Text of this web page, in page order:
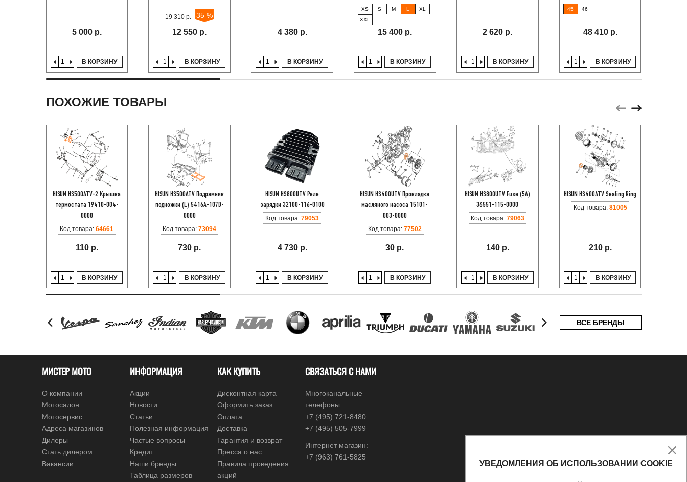
5 000 р.
В КОРЗИНУ
19 310 р. 35 %
12 550 р.
В КОРЗИНУ
4 380 р.
В КОРЗИНУ
XS S M L
XL
XXL
15 400 р.
В КОРЗИНУ
2 620 р.
В КОРЗИНУ
45 46
48 410 р.
В КОРЗИНУ
ПОХОЖИЕ ТОВАРЫ
HISUN HS500ATV-2 Крышка
термостата 19410-004-
0000
Код товара:64661
110 р.
В КОРЗИНУ
HISUN HS500ATV Подрамник
подножки (L) 5416A-107D-
0000
Код товара:73094
730 р.
В КОРЗИНУ
HISUN HS800UTV Реле
зарядки 32100-116-0100
Код товара:79053
4 730 р.
В КОРЗИНУ
HISUN HS400UTV Прокладка
масляного насоса 15101-
003-0000
Код товара: 77502
30 р.
В КОРЗИНУ
HISUN HS800UTV Fuse (5A)
36551-115-0000
Код товара: 79063
140 р.
В КОРЗИНУ
HISUN HS400ATV Sealing Ring
Код товара: 81005
210 р.
В КОРЗИНУ
ВСЕ БРЕНДЫ
МИСТЕР МОТО
О компании
Мотосалон
Мотосервис
Адреса магазинов
Дилеры
Стать дилером
Вакансии
ИНФОРМАЦИЯ
Акции
Новости
Статьи
Полезная информация
Частые вопросы
Кредит
Наши бренды
Таблица размеров
КАК КУПИТЬ
Дисконтная карта
Оформить заказ
Оплата
Доставка
Гарантия и возврат
Пресса о нас
Правила проведения
акций
СВЯЗАТЬСЯ С НАМИ
Многоканальные
телефоны:
+7 (495) 721-8480
+7 (495) 505-7999
Интернет магазин:
+7 (963) 761-5825
УВЕДОМЛЕНИЯ ОБ ИСПОЛЬЗОВАНИИ COOKIE